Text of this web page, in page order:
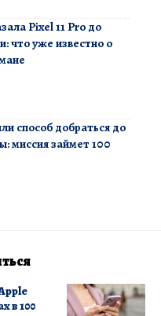
Pixel 11 Pro до
что уже известно о
способ добраться до
миссия займет 100
в 100